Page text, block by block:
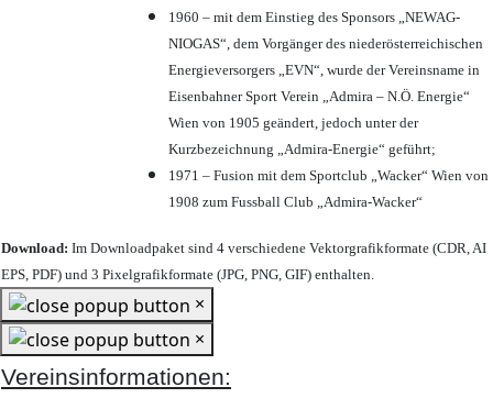
1960 – mit dem Einstieg des Sponsors „NEWAG-
NIOGAS“, dem Vorgänger des niederösterreichischen
Energieversorgers „EVN“, wurde der Vereinsname in
Eisenbahner Sport Verein „Admira – N.Ö. Energie“
Wien von 1905 geändert, jedoch unter der
Kurzbezeichnung „Admira-Energie“ geführt;
1971 – Fusion mit dem Sportclub „Wacker“ Wien von
1908 zum Fussball Club „Admira-Wacker“
Download: Im Downloadpaket sind 4 verschiedene Vektorgrafikformate (CDR, AI
EPS, PDF) und 3 Pixelgrafikformate (JPG, PNG, GIF) enthalten.
×
×
Vereinsinformationen: